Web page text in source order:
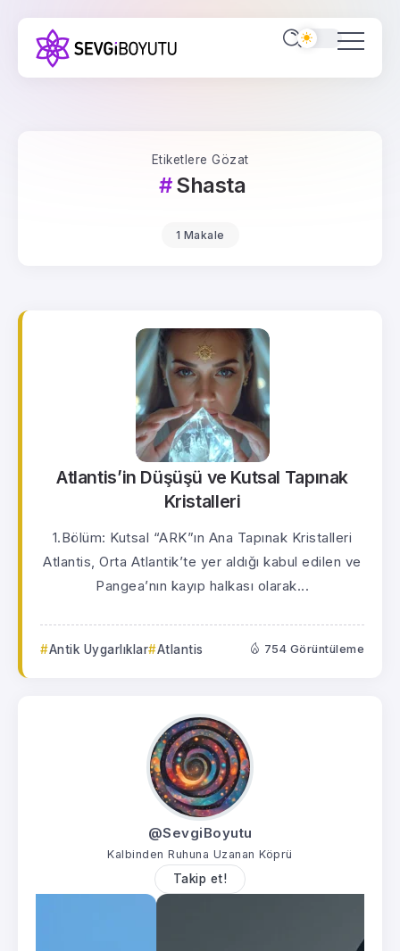
Etiketlere Gözat
Shasta
1 Makale
Atlantis’in Düşüşü ve Kutsal Tapınak
Kristalleri
1.Bölüm: Kutsal “ARK”ın Ana Tapınak Kristalleri
Atlantis, Orta Atlantik’te yer aldığı kabul edilen ve
Pangea’nın kayıp halkası olarak...
Antik Uygarlıklar Atlantis 754 Görüntüleme
@SevgiBoyutu
Kalbinden Ruhuna Uzanan Köprü
Takip et!